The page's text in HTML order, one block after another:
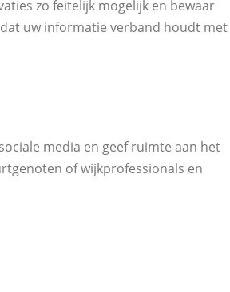
zo feitelijk mogelijk en bewaar
uw informatie verband houdt met
media en geef ruimte aan het
of wijkprofessionals en